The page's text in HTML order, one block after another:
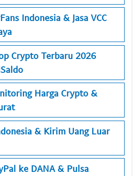
Indonesia & Jasa VCC
Crypto Terbaru 2026
Harga Crypto &
& Kirim Uang Luar
ke DANA & Pulsa